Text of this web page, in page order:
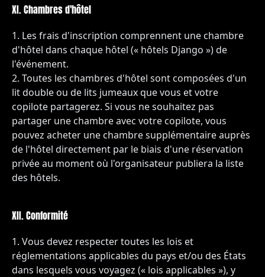
XI. Chambres d'hôtel
Les frais d'inscription comprennent une chambre
d'hôtel dans chaque hôtel (« hôtels Django ») de
l'événement.
Toutes les chambres d'hôtel sont composées d'un
lit double ou de lits jumeaux que vous et votre
copilote partagerez. Si vous ne souhaitez pas
partager une chambre avec votre copilote, vous
pouvez acheter une chambre supplémentaire auprès
de l'hôtel directement par le biais d'une réservation
privée au moment où l'organisateur publiera la liste
des hôtels.
XII. Conformité
Vous devez respecter toutes les lois et
réglementations applicables du pays et/ou des États
dans lesquels vous voyagez (« lois applicables »), y